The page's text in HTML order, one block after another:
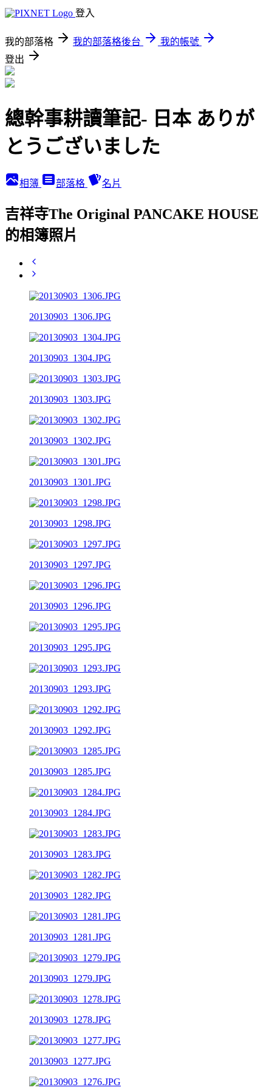
登入
我的部落格 我的部落格後台
我的帳號
登出
總幹事耕讀筆記- 日本 ありが
とうございました
相簿 部落格 名片
吉祥寺The Original PANCAKE HOUSE
的相簿照片
20130903_1306.JPG
20130903_1304.JPG
20130903_1303.JPG
20130903_1302.JPG
20130903_1301.JPG
20130903_1298.JPG
20130903_1297.JPG
20130903_1296.JPG
20130903_1295.JPG
20130903_1293.JPG
20130903_1292.JPG
20130903_1285.JPG
20130903_1284.JPG
20130903_1283.JPG
20130903_1282.JPG
20130903_1281.JPG
20130903_1279.JPG
20130903_1278.JPG
20130903_1277.JPG